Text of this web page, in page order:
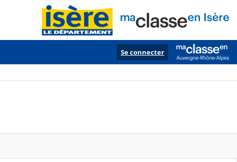
Se connecter